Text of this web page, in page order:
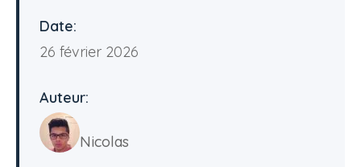
Date:
26 février 2026
Auteur:
Nicolas